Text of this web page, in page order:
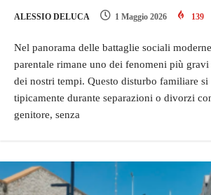
ALESSIO DELUCA 1 Maggio 2026 139
Nel panorama delle battaglie sociali
parentale rimane uno dei fenomeni più gravi
dei nostri tempi. Questo disturbo familiare si
tipicamente durante separazioni o divorzi
genitore, senza